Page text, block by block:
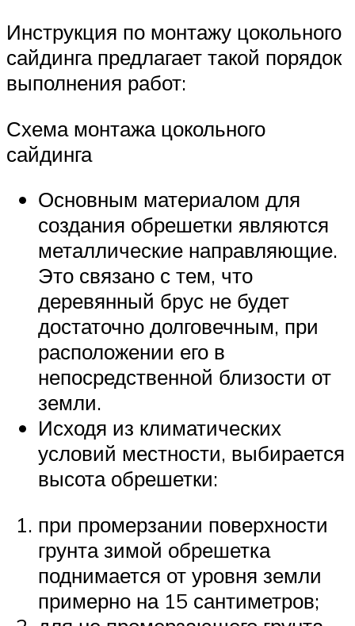
Инструкция по монтажу цокольного
сайдинга предлагает такой порядок
выполнения работ:
Схема монтажа цокольного
сайдинга
Основным материалом для
создания обрешетки являются
металлические направляющие.
Это связано с тем, что
деревянный брус не будет
достаточно долговечным, при
расположении его в
непосредственной близости от
земли.
Исходя из климатических
условий местности, выбирается
высота обрешетки:
при промерзании поверхности
грунта зимой обрешетка
поднимается от уровня земли
примерно на 15 сантиметров;